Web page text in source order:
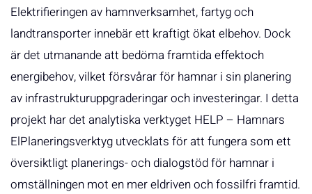
Elektrifieringen av hamnverksamhet, fartyg och
landtransporter innebär ett kraftigt ökat elbehov. Dock
är det utmanande att bedöma framtida effektoch
energibehov, vilket försvårar för hamnar i sin planering
av infrastrukturuppgraderingar och investeringar. I detta
projekt har det analytiska verktyget HELP – Hamnars
ElPlaneringsverktyg utvecklats för att fungera som ett
översiktligt planerings- och dialogstöd för hamnar i
omställningen mot en mer eldriven och fossilfri framtid.